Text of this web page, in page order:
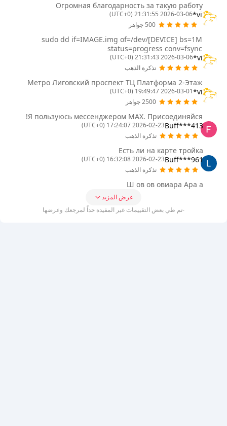
Огромная благодарность за такую работу
vi*
2026-03-06 21:31:55 (UTC+0)
500 جواهر
sudo dd if=IMAGE.img of=/dev/[DEVICE] bs=1M
status=progress conv=fsync
vi*
2026-03-06 21:31:43 (UTC+0)
تذكرة الذهب
Метро Лиговский проспект ТЦ Платформа 2-Этаж
vi*
2026-03-01 19:49:47 (UTC+0)
2500 جواهر
Я пользуюсь мессенджером MAX. Присоединяйся!
Buff***413
2026-02-23 17:24:07 (UTC+0)
تذكرة الذهب
Есть ли на карте тройка
Buff***961
2026-02-23 16:32:08 (UTC+0)
تذكرة الذهب
Ш ов ов овиара Ара а
عرض المزيد
-تم طي بعض التقييمات غير المفيدة جداً لمرجعك وعرضها